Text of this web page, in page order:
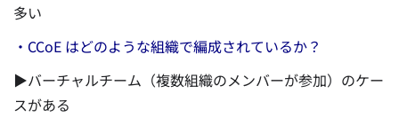
多い
・CCoE はどのような組織で編成されているか？
▶バーチャルチーム（複数組織のメンバーが参加）のケー
スがある